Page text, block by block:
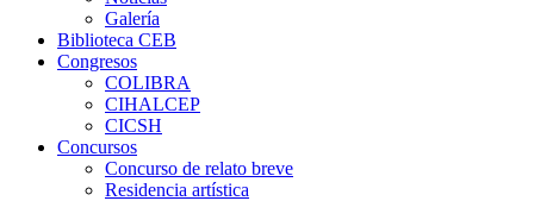
Galería
Biblioteca CEB
Congresos
COLIBRA
CIHALCEP
CICSH
Concursos
Concurso de relato breve
Residencia artística